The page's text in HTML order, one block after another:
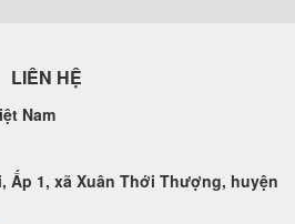
LIÊN HỆ
Nam
Ấp 1, xã Xuân Thới Thượng, huyện